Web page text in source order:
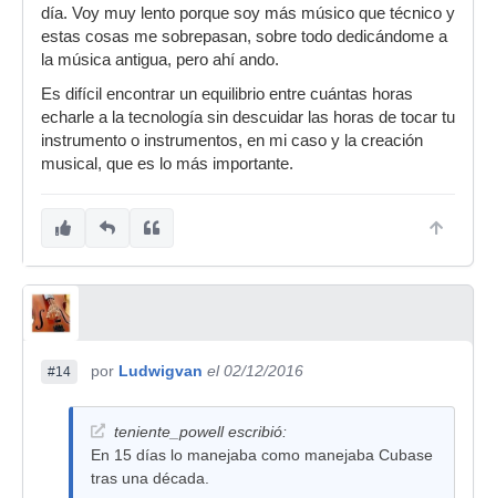
día. Voy muy lento porque soy más músico que técnico y
estas cosas me sobrepasan, sobre todo dedicándome a
la música antigua, pero ahí ando.
Es difícil encontrar un equilibrio entre cuántas horas
echarle a la tecnología sin descuidar las horas de tocar tu
instrumento o instrumentos, en mi caso y la creación
musical, que es lo más importante.
#14 por Ludwigvan el 02/12/2016
teniente_powell escribió:
En 15 días lo manejaba como manejaba Cubase
tras una década.